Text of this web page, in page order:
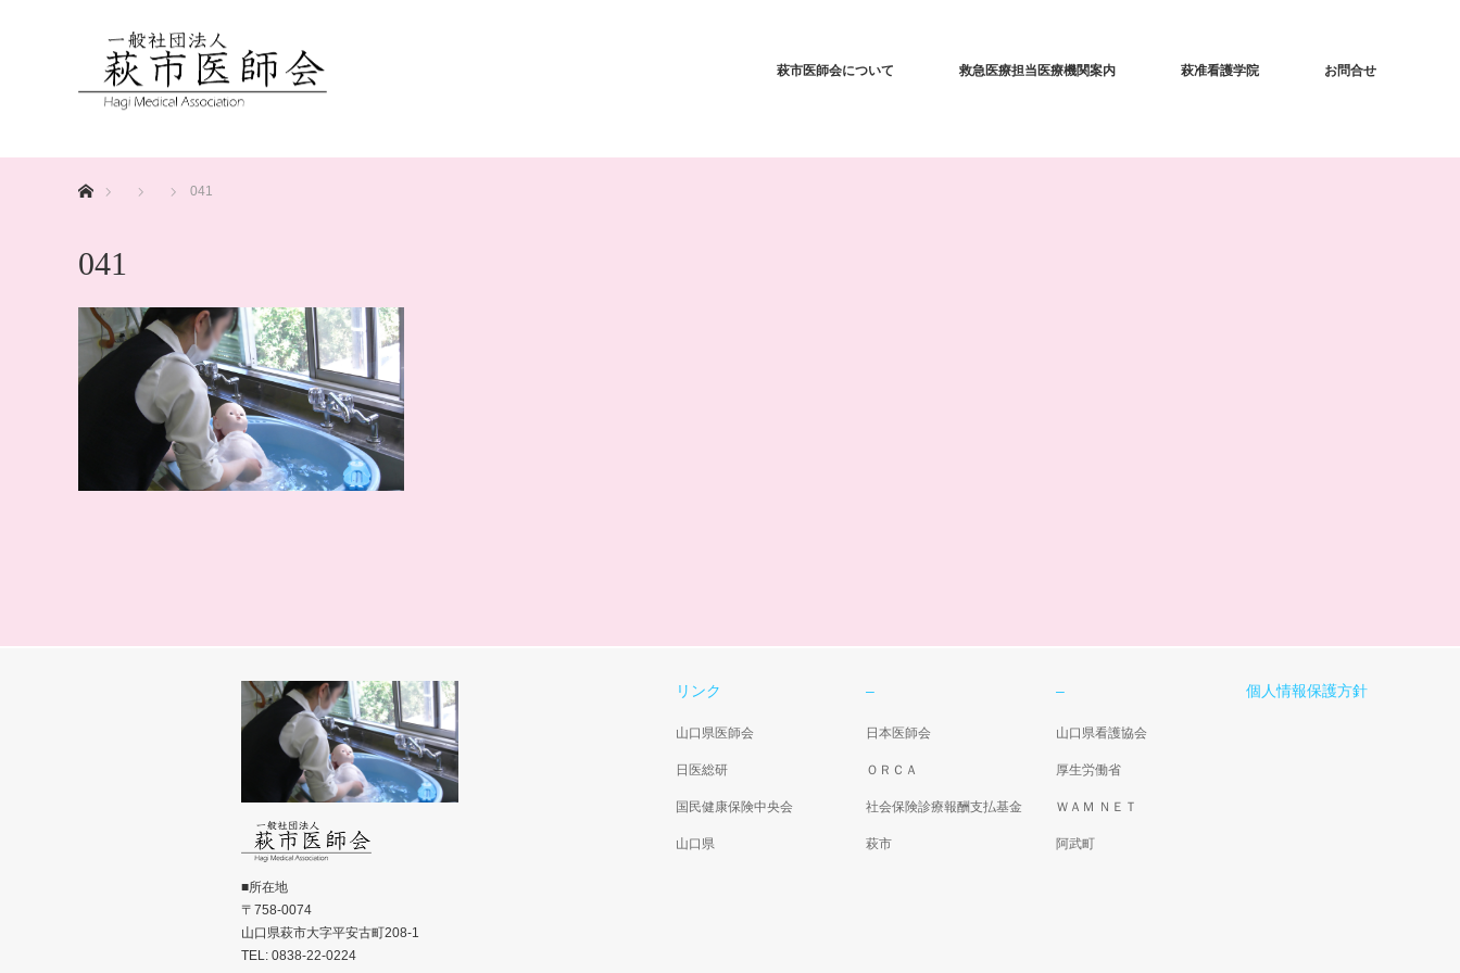
萩市医師会について 救急医療担当医療機関案内 萩准看護学院 お問合せ
041
041
リンク
山口県医師会
日医総研
国民健康保険中央会
山口県
–
日本医師会
ＯＲＣＡ
社会保険診療報酬支払基金
萩市
–
山口県看護協会
厚生労働省
ＷＡＭ ＮＥＴ
阿武町
個人情報保護方針
■所在地
〒758-0074
山口県萩市大字平安古町208-1
TEL: 0838-22-0224